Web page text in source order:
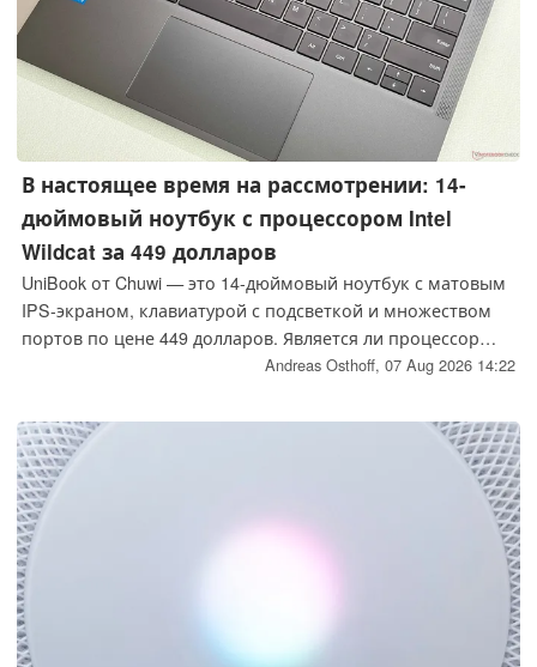
В настоящее время на рассмотрении: 14-
дюймовый ноутбук с процессором Intel
Wildcat за 449 долларов
UniBook от Chuwi — это 14-дюймовый ноутбук с матовым
IPS-экраном, клавиатурой с подсветкой и множеством
портов по цене 449 долларов. Является ли процессор
Intel Wildcat решением для создания доступных
Andreas Osthoff, 07 Aug 2026 14:22